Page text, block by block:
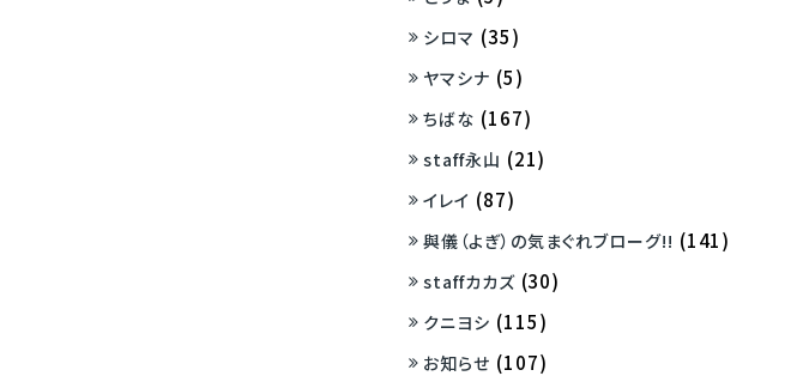
シロマ (35)
ヤマシナ (5)
ちばな (167)
staff永山 (21)
イレイ (87)
與儀（よぎ）の気まぐれブローグ!! (141)
staffカカズ (30)
クニヨシ (115)
お知らせ (107)